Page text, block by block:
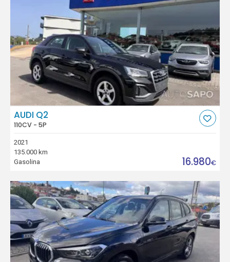
AUDI Q2
110CV - 5P
2021
135.000 km
Gasolina
16.980€